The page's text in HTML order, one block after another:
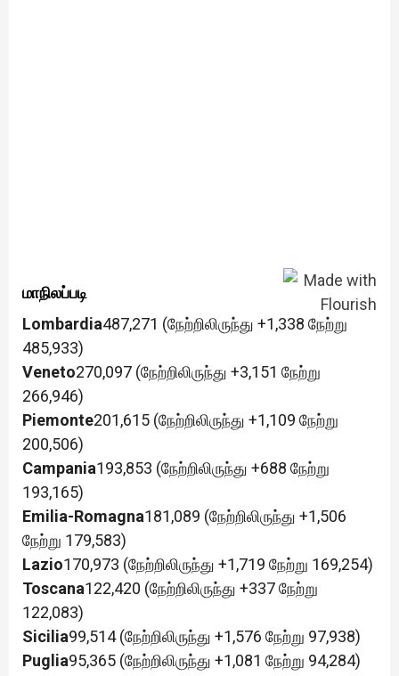
மாநிலப்படி
Lombardia487,271 (நேற்றிலிருந்து +1,338 நேற்று
485,933)
Veneto270,097 (நேற்றிலிருந்து +3,151 நேற்று
266,946)
Piemonte201,615 (நேற்றிலிருந்து +1,109 நேற்று
200,506)
Campania193,853 (நேற்றிலிருந்து +688 நேற்று
193,165)
Emilia-Romagna181,089 (நேற்றிலிருந்து +1,506
நேற்று 179,583)
Lazio170,973 (நேற்றிலிருந்து +1,719 நேற்று 169,254)
Toscana122,420 (நேற்றிலிருந்து +337 நேற்று
122,083)
Sicilia99,514 (நேற்றிலிருந்து +1,576 நேற்று 97,938)
Puglia95,365 (நேற்றிலிருந்து +1,081 நேற்று 94,284)